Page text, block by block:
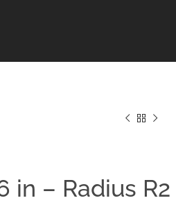
in – Radius R2